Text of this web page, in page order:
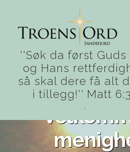
''Søk da først Guds
og Hans
så skal dere få alt
i tillegg!'' Matt
.